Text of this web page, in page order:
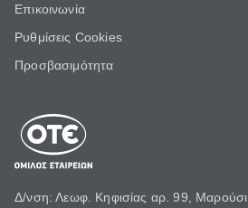
Επικοινωνία
Ρυθμίσεις Cookies
Προσβασιμότητα
Δ/νση: Λεωφ. Κηφισίας αρ. 99, Μαρούσι